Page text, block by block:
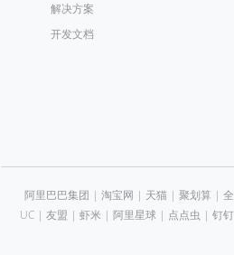
解决方案
开发文档
阿里巴巴集团 | 淘宝网 | 天猫| 聚划算 |
UC| 友盟 | 虾米 | 阿里星球| 点点虫 | 钉钉